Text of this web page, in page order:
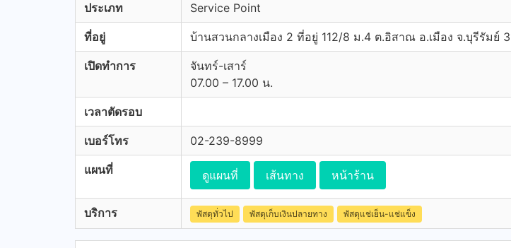
ประเภท Service Point
ที่อยู่ บ้านสวนกลางเมือง 2 ที่อยู่ 112/8 ม.4 ต.อิสาณ อ.เมือง จ.บุรีรัมย์
เปิดทำการ
จันทร์-เสาร์
07.00 – 17.00 น.
เวลาตัดรอบ
เบอร์โทร 02-239-8999
แผนที่ ดูแผนที่ เส้นทาง หน้าร้าน
บริการ พัสดุทั่วไป พัสดุเก็บเงินปลายทาง พัสดุแช่เย็น-แช่แข็ง